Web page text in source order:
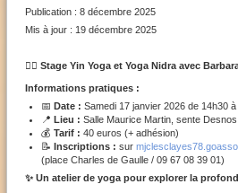
Publication : 8 décembre 2025
Mis à jour : 19 décembre 2025
🧘‍♀️ Stage Yin Yoga et Yoga Nidra avec
Informations pratiques :
📅 Date : Samedi 17 janvier 2026 de 14h30
📍 Lieu : Salle Maurice Martin, sente Desnos
💰 Tarif : 40 euros (+ adhésion)
📝 Inscriptions : sur
(place Charles de Gaulle / 09 67 08 39 01)
✨ Un atelier de yoga pour explorer la